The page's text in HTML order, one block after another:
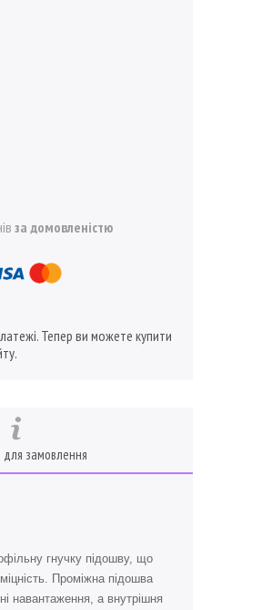
за домовленістю
Тепер ви можете купити
для замовлення
гнучку підошву, що
Проміжна підошва
навантаження, а внутрішня